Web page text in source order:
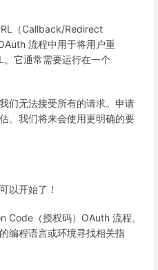
（Callback/Redirect
流程中用于将用户重
。它通常需要运行在一个
们无法接受所有的请求。申请
。我们将来会使用更明确的要
以开始了！
Code（授权码）OAuth 流程。
编程语言或环境寻找相关指